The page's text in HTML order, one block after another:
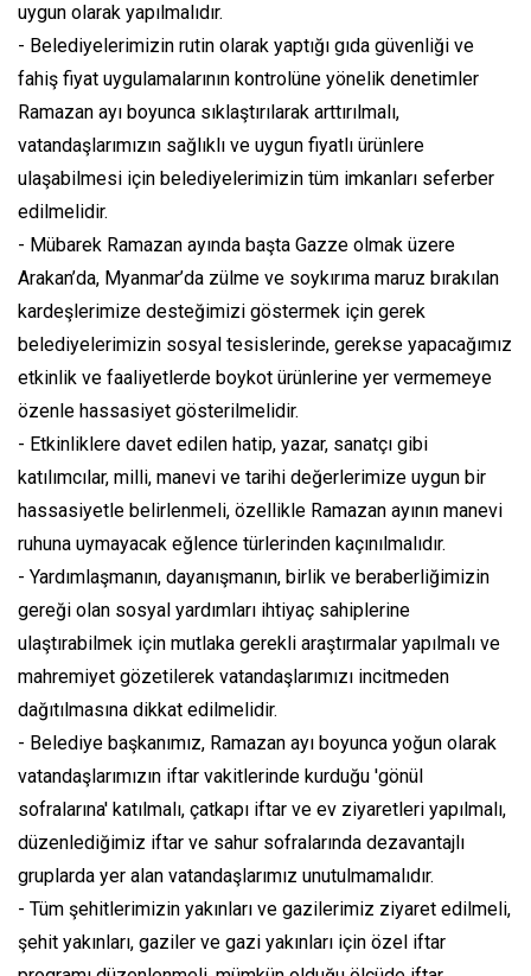
uygun olarak yapılmalıdır.
- Belediyelerimizin rutin olarak yaptığı gıda güvenliği ve
fahiş fiyat uygulamalarının kontrolüne yönelik denetimler
Ramazan ayı boyunca sıklaştırılarak arttırılmalı,
vatandaşlarımızın sağlıklı ve uygun fiyatlı ürünlere
ulaşabilmesi için belediyelerimizin tüm imkanları seferber
edilmelidir.
- Mübarek Ramazan ayında başta Gazze olmak üzere
Arakan’da, Myanmar’da zülme ve soykırıma maruz bırakılan
kardeşlerimize desteğimizi göstermek için gerek
belediyelerimizin sosyal tesislerinde, gerekse yapacağımız
etkinlik ve faaliyetlerde boykot ürünlerine yer vermemeye
özenle hassasiyet gösterilmelidir.
- Etkinliklere davet edilen hatip, yazar, sanatçı gibi
katılımcılar, milli, manevi ve tarihi değerlerimize uygun bir
hassasiyetle belirlenmeli, özellikle Ramazan ayının manevi
ruhuna uymayacak eğlence türlerinden kaçınılmalıdır.
- Yardımlaşmanın, dayanışmanın, birlik ve beraberliğimizin
gereği olan sosyal yardımları ihtiyaç sahiplerine
ulaştırabilmek için mutlaka gerekli araştırmalar yapılmalı ve
mahremiyet gözetilerek vatandaşlarımızı incitmeden
dağıtılmasına dikkat edilmelidir.
- Belediye başkanımız, Ramazan ayı boyunca yoğun olarak
vatandaşlarımızın iftar vakitlerinde kurduğu 'gönül
sofralarına' katılmalı, çatkapı iftar ve ev ziyaretleri yapılmalı,
düzenlediğimiz iftar ve sahur sofralarında dezavantajlı
gruplarda yer alan vatandaşlarımız unutulmamalıdır.
- Tüm şehitlerimizin yakınları ve gazilerimiz ziyaret edilmeli,
şehit yakınları, gaziler ve gazi yakınları için özel iftar